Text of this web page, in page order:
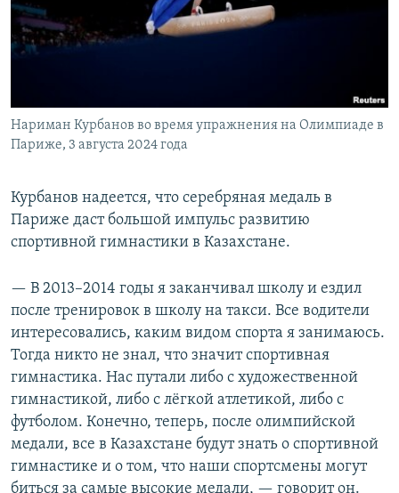
Нариман Курбанов во время упражнения на Олимпиаде в
Париже, 3 августа 2024 года
Курбанов надеется, что серебряная медаль в
Париже даст большой импульс развитию
спортивной гимнастики в Казахстане.
— В 2013–2014 годы я заканчивал школу и ездил
после тренировок в школу на такси. Все водители
интересовались, каким видом спорта я занимаюсь.
Тогда никто не знал, что значит спортивная
гимнастика. Нас путали либо с художественной
гимнастикой, либо с лёгкой атлетикой, либо с
футболом. Конечно, теперь, после олимпийской
медали, все в Казахстане будут знать о спортивной
гимнастике и о том, что наши спортсмены могут
биться за самые высокие медали, — говорит он.